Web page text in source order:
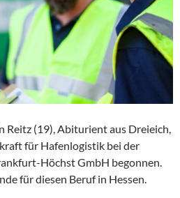
Reitz (19), Abiturient aus Dreieich,
für Hafenlogistik bei der
Höchst GmbH begonnen.
für diesen Beruf in Hessen.